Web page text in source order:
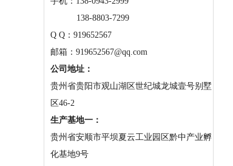
138-8803-7299
Q Q：919652567
邮箱：919652567@qq.com
公司地址：
贵州省贵阳市观山湖区世纪城龙城壹号别墅
区46-2
生产基地一：
贵州省安顺市平坝夏云工业园区黔中产业孵
化基地9号